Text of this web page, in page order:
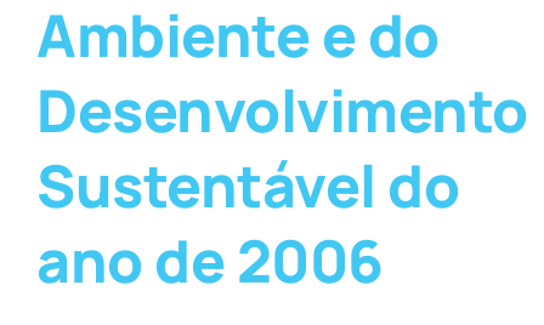
Ambiente e do
Desenvolvimento
Sustentável do
ano de 2006